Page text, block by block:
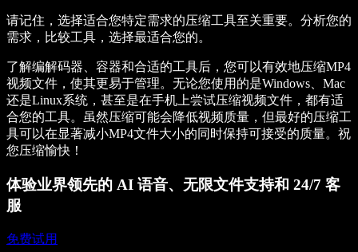
请记住，选择适合您特定需求的压缩工具至关重要。分析您的
需求，比较工具，选择最适合您的。
了解编解码器、容器和合适的工具后，您可以有效地压缩MP4
视频文件，使其更易于管理。无论您使用的是Windows、Mac
还是Linux系统，甚至是在手机上尝试压缩视频文件，都有适
合您的工具。虽然压缩可能会降低视频质量，但最好的压缩工
具可以在显著减小MP4文件大小的同时保持可接受的质量。祝
您压缩愉快！
体验业界领先的 AI 语音、无限文件支持和 24/7 客
服
免费试用